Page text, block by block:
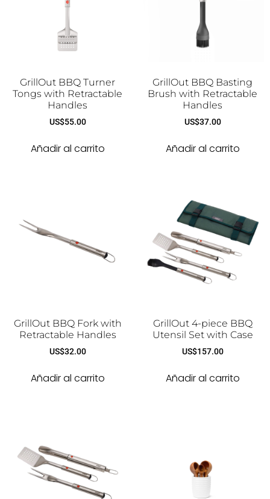
GrillOut BBQ Turner
Tongs with Retractable
Handles
US$55.00
Añadir al carrito
GrillOut BBQ Basting
Brush with Retractable
Handles
US$37.00
Añadir al carrito
GrillOut BBQ Fork with
Retractable Handles
US$32.00
Añadir al carrito
GrillOut 4-piece BBQ
Utensil Set with Case
US$157.00
Añadir al carrito